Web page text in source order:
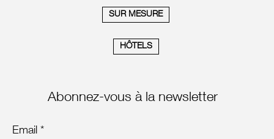
SUR MESURE
HÔTELS
Abonnez-vous à la newsletter
Email *